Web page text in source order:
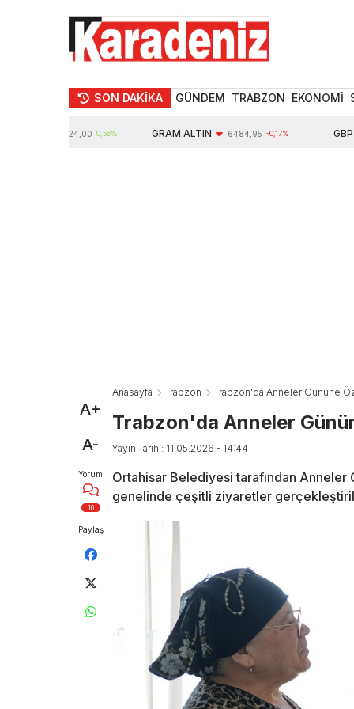
SON DAKİKA GÜNDEM TRABZON EKONOMİ
0,56% GRAM ALTIN 6484,95 -0,17%
A+
A-
Yorum
10
Paylaş
Anasayfa Trabzon Trabzon'da Anneler Gününe
Trabzon'da Anneler
Yayın Tarihi: 11.05.2026 - 14:44
Ortahisar Belediyesi tarafından Anneler
genelinde çeşitli ziyaretler